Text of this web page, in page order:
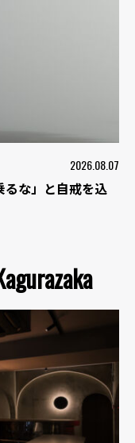
2026.08.07
るな」と自戒を込